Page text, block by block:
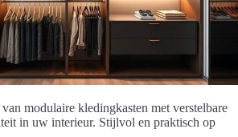
modulaire kledingkasten met verstelbare
in uw interieur. Stijlvol en praktisch op